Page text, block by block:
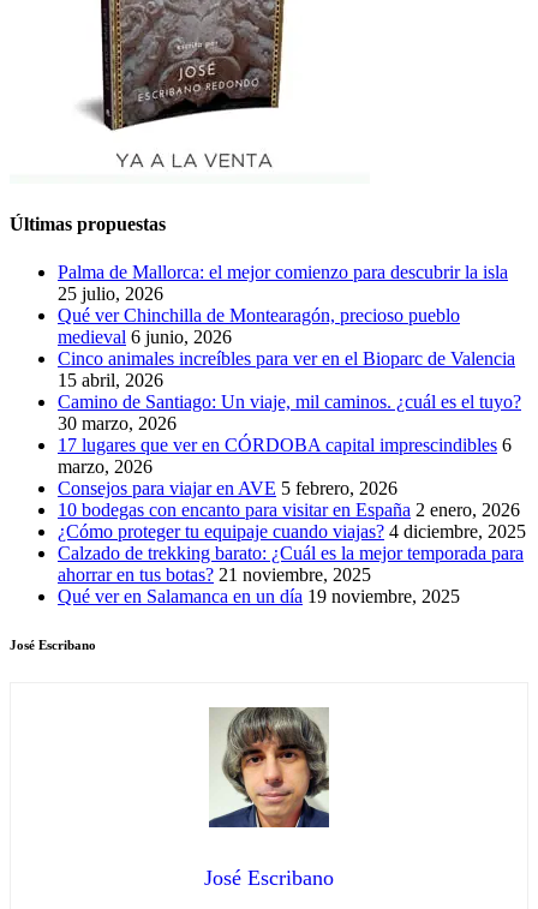
Últimas propuestas
Palma de Mallorca: el mejor comienzo para descubrir la isla
25 julio, 2026
Qué ver Chinchilla de Montearagón, precioso pueblo
medieval 6 junio, 2026
Cinco animales increíbles para ver en el Bioparc de Valencia
15 abril, 2026
Camino de Santiago: Un viaje, mil caminos. ¿cuál es el tuyo?
30 marzo, 2026
17 lugares que ver en CÓRDOBA capital imprescindibles 6
marzo, 2026
Consejos para viajar en AVE 5 febrero, 2026
10 bodegas con encanto para visitar en España 2 enero, 2026
¿Cómo proteger tu equipaje cuando viajas? 4 diciembre, 2025
Calzado de trekking barato: ¿Cuál es la mejor temporada para
ahorrar en tus botas? 21 noviembre, 2025
Qué ver en Salamanca en un día 19 noviembre, 2025
José Escribano
José Escribano